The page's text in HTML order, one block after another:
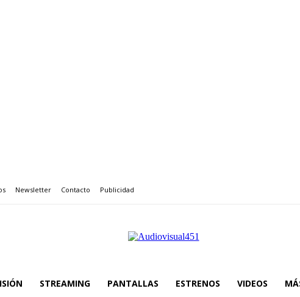
Newsletter Contacto Publicidad
STREAMING PANTALLAS ESTRENOS VIDEOS